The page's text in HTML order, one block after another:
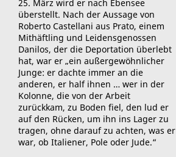
25. März wird er nach Ebensee
überstellt. Nach der Aussage von
Roberto Castellani aus Prato, einem
Mithäftling und Leidensgenossen
Danilos, der die Deportation überlebt
hat, war er „ein außergewöhnlicher
Junge: er dachte immer an die
anderen, er half ihnen … wer in der
Kolonne, die von der Arbeit
zurückkam, zu Boden fiel, den lud er
auf den Rücken, um ihn ins Lager zu
tragen, ohne darauf zu achten, was er
war, ob Italiener, Pole oder Jude.“